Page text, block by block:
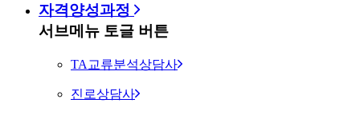
자격양성과정
서브메뉴 토글 버튼
TA교류분석상담사
진로상담사